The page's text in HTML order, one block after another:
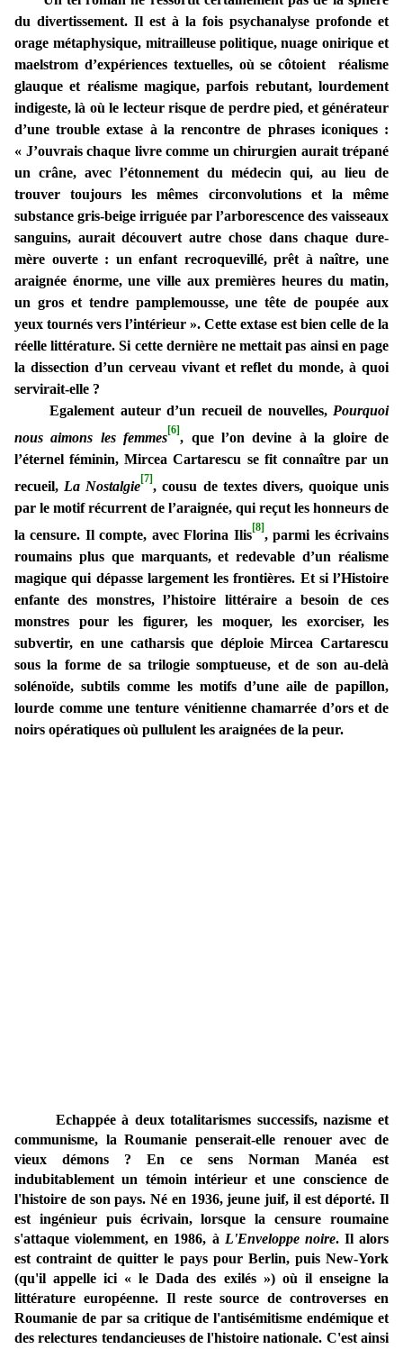
du divertissement. Il est à la fois psychanalyse profonde et
orage métaphysique, mitrailleuse politique, nuage onirique et
maelstrom d’expériences textuelles, où se côtoient réalisme
glauque et réalisme magique, parfois rebutant, lourdement
indigeste, là où le lecteur risque de perdre pied, et générateur
d’une trouble extase à la rencontre de phrases iconiques :
« J’ouvrais chaque livre comme un chirurgien aurait trépané
un crâne, avec l’étonnement du médecin qui, au lieu de
trouver toujours les mêmes circonvolutions et la même
substance gris-beige irriguée par l’arborescence des vaisseaux
sanguins, aurait découvert autre chose dans chaque dure-
mère ouverte : un enfant recroquevillé, prêt à naître, une
araignée énorme, une ville aux premières heures du matin,
un gros et tendre pamplemousse, une tête de poupée aux
yeux tournés vers l’intérieur ». Cette extase est bien celle de la
réelle littérature. Si cette dernière ne mettait pas ainsi en page
la dissection d’un cerveau vivant et reflet du monde, à quoi
servirait-elle ?
Egalement auteur d’un recueil de nouvelles, Pourquoi
nous aimons les femmes[6], que l’on devine à la gloire de
l’éternel féminin, Mircea Cartarescu se fit connaître par un
recueil, La Nostalgie[7], cousu de textes divers, quoique unis
par le motif récurrent de l’araignée, qui reçut les honneurs de
la censure. Il compte, avec Florina Ilis[8], parmi les écrivains
roumains plus que marquants, et redevable d’un réalisme
magique qui dépasse largement les frontières. Et si l’Histoire
enfante des monstres, l’histoire littéraire a besoin de ces
monstres pour les figurer, les moquer, les exorciser, les
subvertir, en une catharsis que déploie Mircea Cartarescu
sous la forme de sa trilogie somptueuse, et de son au-delà
solénoïde, subtils comme les motifs d’une aile de papillon,
lourde comme une tenture vénitienne chamarrée d’ors et de
noirs opératiques où pullulent les araignées de la peur.
Echappée à deux totalitarismes successifs, nazisme et
communisme, la Roumanie penserait-elle renouer avec de
vieux démons ? En ce sens Norman Manéa est
indubitablement un témoin intérieur et une conscience de
l'histoire de son pays. Né en 1936, jeune juif, il est déporté. Il
est ingénieur puis écrivain, lorsque la censure roumaine
s'attaque violemment, en 1986, à L'Enveloppe noire. Il alors
est contraint de quitter le pays pour Berlin, puis New-York
(qu'il appelle ici « le Dada des exilés ») où il enseigne la
littérature européenne. Il reste source de controverses en
Roumanie de par sa critique de l'antisémitisme endémique et
des relectures tendancieuses de l'histoire nationale. C'est ainsi